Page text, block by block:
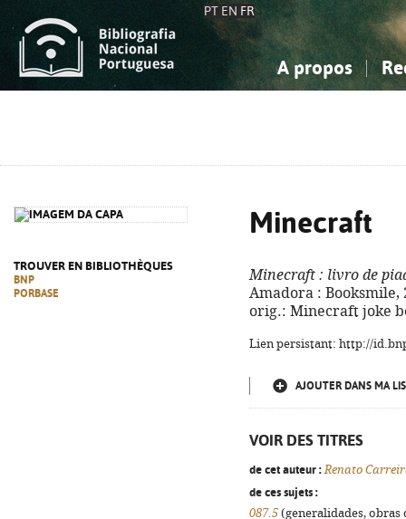
PT EN FR
A propos
TROUVER EN BIBLIOTHÈQUES
BNP
PORBASE
Minecraft
Minecraft : livro de
Amadora : Booksmile,
orig.: Minecraft joke
Lien persistant: http://
AJOUTER DANS MA
VOIR DES TITRES
de cet auteur : Renato
de ces sujets :
087.5 (generalidades,